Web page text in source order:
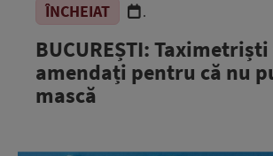
ÎNCHEIAT .
BUCUREȘTI:
amendați pentru că nu
mască